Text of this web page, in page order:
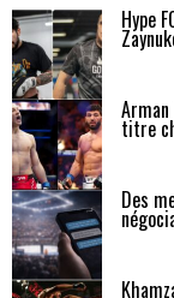
Hype
titre
Des